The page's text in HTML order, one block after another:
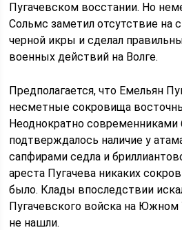
Пугачевском восстании. Но
Сольмс заметил отсутствие на
черной икры и сделал
военных действий на Волге.
Предполагается, что Емельян
несметные сокровища
Неоднократно современниками
подтверждалось наличие у
сапфирами седла и
ареста Пугачева никаких
было. Клады впоследствии
Пугачевского войска на Южном
не нашли.